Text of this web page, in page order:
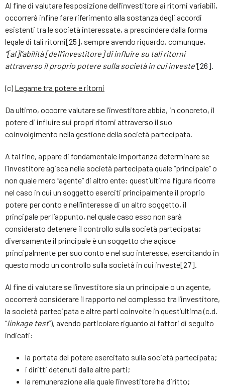
Al fine di valutare l’esposizione dell’investitore ai ritorni variabili,
occorrerà infine fare riferimento alla sostanza degli accordi
esistenti tra le società interessate, a prescindere dalla forma
legale di tali ritorni[25], sempre avendo riguardo, comunque,
“[al]l’abilità [dell’investitore] di influire su tali ritorni
attraverso il proprio potere sulla società in cui investe”[26].
(c) Legame tra potere e ritorni
Da ultimo, occorre valutare se l’investitore abbia, in concreto, il
potere di influire sui propri ritorni attraverso il suo
coinvolgimento nella gestione della società partecipata.
A tal fine, appare di fondamentale importanza determinare se
l’investitore agisca nella società partecipata quale “principale” o
non quale mero “agente” di altro ente: quest’ultima figura ricorre
nel caso in cui un soggetto eserciti principalmente il proprio
potere per conto e nell’interesse di un altro soggetto, il
principale per l’appunto, nel quale caso esso non sarà
considerato detenere il controllo sulla società partecipata;
diversamente il principale è un soggetto che agisce
principalmente per suo conto e nel suo interesse, esercitando in
questo modo un controllo sulla società in cui investe[27].
Al fine di valutare se l’investitore sia un principale o un agente,
occorrerà considerare il rapporto nel complesso tra l’investitore,
la società partecipata e altre parti coinvolte in quest’ultima (c.d.
“linkage test”), avendo particolare riguardo ai fattori di seguito
indicati:
la portata del potere esercitato sulla società partecipata;
i diritti detenuti dalle altre parti;
la remunerazione alla quale l’investitore ha diritto;